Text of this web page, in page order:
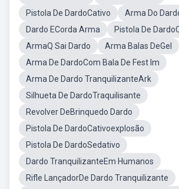
Pistola De DardoCativo
Arma Do
Dardo ECorda Arma
Pistola De
ArmaQ Sai Dardo
Arma Balas DeGel
Arma De DardoCom Bala De Fest Im
Arma De Dardo TranquilizanteArk
Silhueta De DardoTraquilisante
Revolver DeBrinquedo Dardo
Pistola De DardoCativoexplosão
Pistola De DardoSedativo
Dardo TranquilizanteEm Humanos
Rifle LançadorDe Dardo Tranquilizante